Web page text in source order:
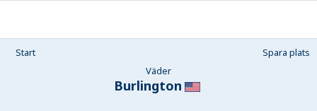
Start
Spara plats
Väder
Burlington